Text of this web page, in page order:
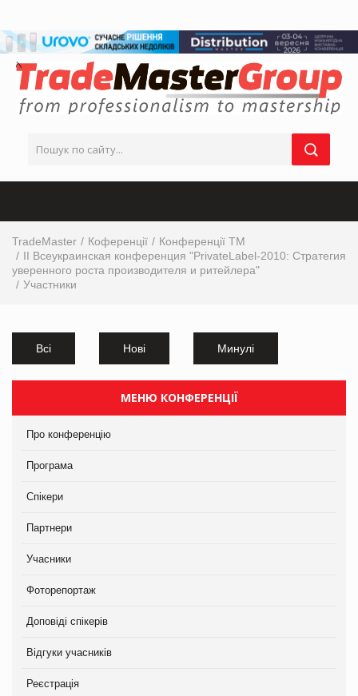
TradeMaster Коференції
Конференції ТМ
II Всеукраинская конференция "PrivateLabel-2010: Стратегия
уверенного роста производителя и ритейлера"
Участники
Всі Нові Минулі
МЕНЮ КОНФЕРЕНЦІЇ
Про конференцію
Програма
Спікери
Партнери
Учасники
Фоторепортаж
Доповіді спікерів
Відгуки учасників
Реєстрація